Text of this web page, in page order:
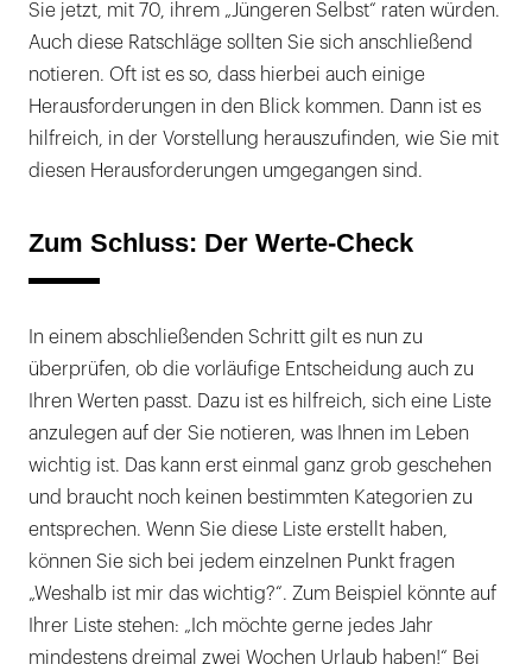
Sie jetzt, mit 70, ihrem „Jüngeren Selbst“ raten würden.
Auch diese Ratschläge sollten Sie sich anschließend
notieren. Oft ist es so, dass hierbei auch einige
Herausforderungen in den Blick kommen. Dann ist es
hilfreich, in der Vorstellung herauszufinden, wie Sie mit
diesen Herausforderungen umgegangen sind.
Zum Schluss: Der Werte-Check
In einem abschließenden Schritt gilt es nun zu
überprüfen, ob die vorläufige Entscheidung auch zu
Ihren Werten passt. Dazu ist es hilfreich, sich eine Liste
anzulegen auf der Sie notieren, was Ihnen im Leben
wichtig ist. Das kann erst einmal ganz grob geschehen
und braucht noch keinen bestimmten Kategorien zu
entsprechen. Wenn Sie diese Liste erstellt haben,
können Sie sich bei jedem einzelnen Punkt fragen
„Weshalb ist mir das wichtig?“. Zum Beispiel könnte auf
Ihrer Liste stehen: „Ich möchte gerne jedes Jahr
mindestens dreimal zwei Wochen Urlaub haben!“ Bei